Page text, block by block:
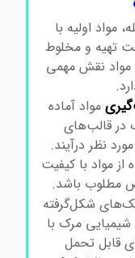
اولیه با
تهیه و مخلوط
نقش مهمی
مواد شیمیایی
مواد آماده
قالب‌های
نظر درآیند.
مواد با کیفیت
باشد.
شکل‌گرفته
مرک با
تحمل